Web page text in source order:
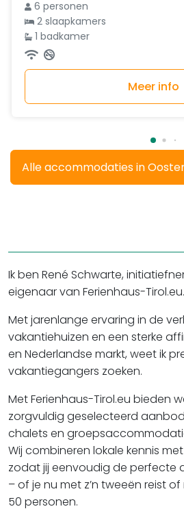
6 personen
2 slaapkamers
1 badkamer
Meer info
Alle accommodaties in
Ik ben René Schwarte,
eigenaar van Ferienhaus-Tirol.eu.
Met jarenlange ervaring in de
vakantiehuizen en een sterke
en Nederlandse markt, weet ik
vakantiegangers zoeken.
Met Ferienhaus-Tirol.eu bieden
zorgvuldig geselecteerd
chalets en
Wij combineren lokale kennis
zodat jij eenvoudig de perfecte
– of je nu met z’n tweeën reist
50 personen.